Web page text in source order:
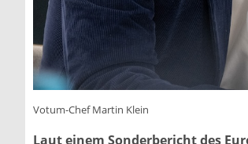
Votum-Chef Martin Klein
Laut einem Sonderbericht des